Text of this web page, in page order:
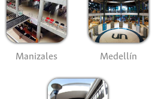
Manizales Medellín